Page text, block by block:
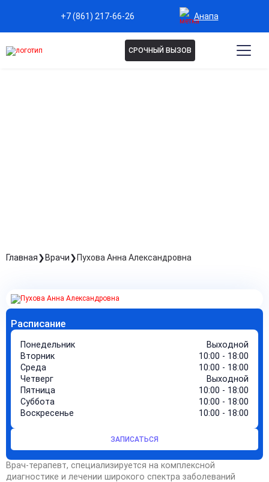
+7 (861) 217-66-26 Анапа
СРОЧНЫЙ ВЫЗОВ
Главная Врачи Пухова Анна Александровна
Расписание
Понедельник
Выходной
Вторник
10:00 - 18:00
Среда
10:00 - 18:00
Четверг
Выходной
Пятница
10:00 - 18:00
Суббота
10:00 - 18:00
Воскресенье
10:00 - 18:00
ЗАПИСАТЬСЯ
Врач-терапевт, специализируется на комплексной
диагностике и лечении широкого спектра заболеваний